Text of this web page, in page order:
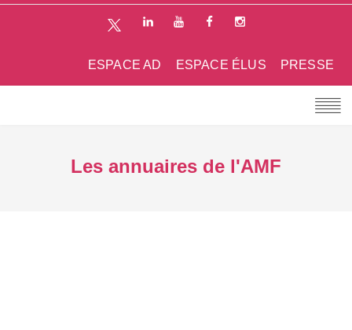
PRESSE
ESPACE ÉLUS
ESPACE AD
Les annuaires de l'AMF